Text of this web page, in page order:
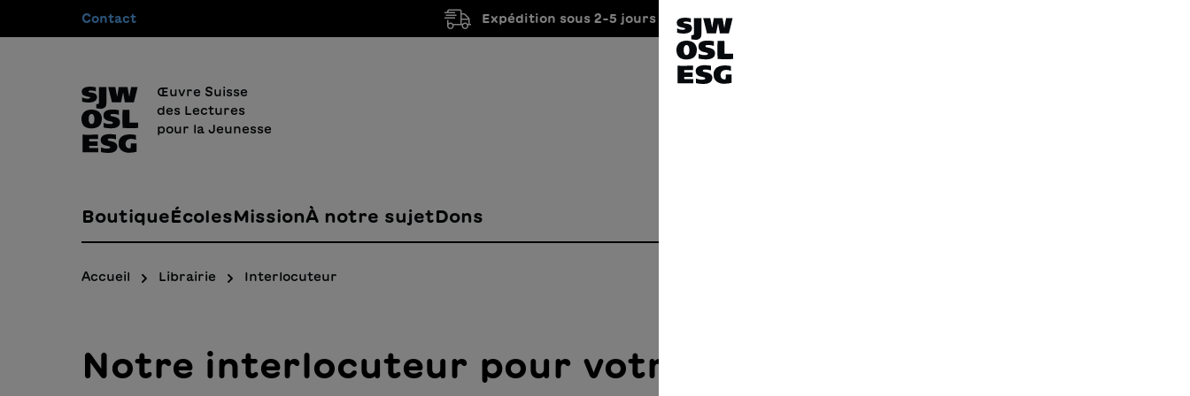
Passer à la navigation principale
Contact Expédition sous 2-5 jours ouvrés
Œuvre Suisse
des Lectures
pour la Jeunesse
BoutiqueÉcolesMissionÀ notre sujetDons
Accueil Librairie Interlocuteur
Notre interlocuteur pour votre